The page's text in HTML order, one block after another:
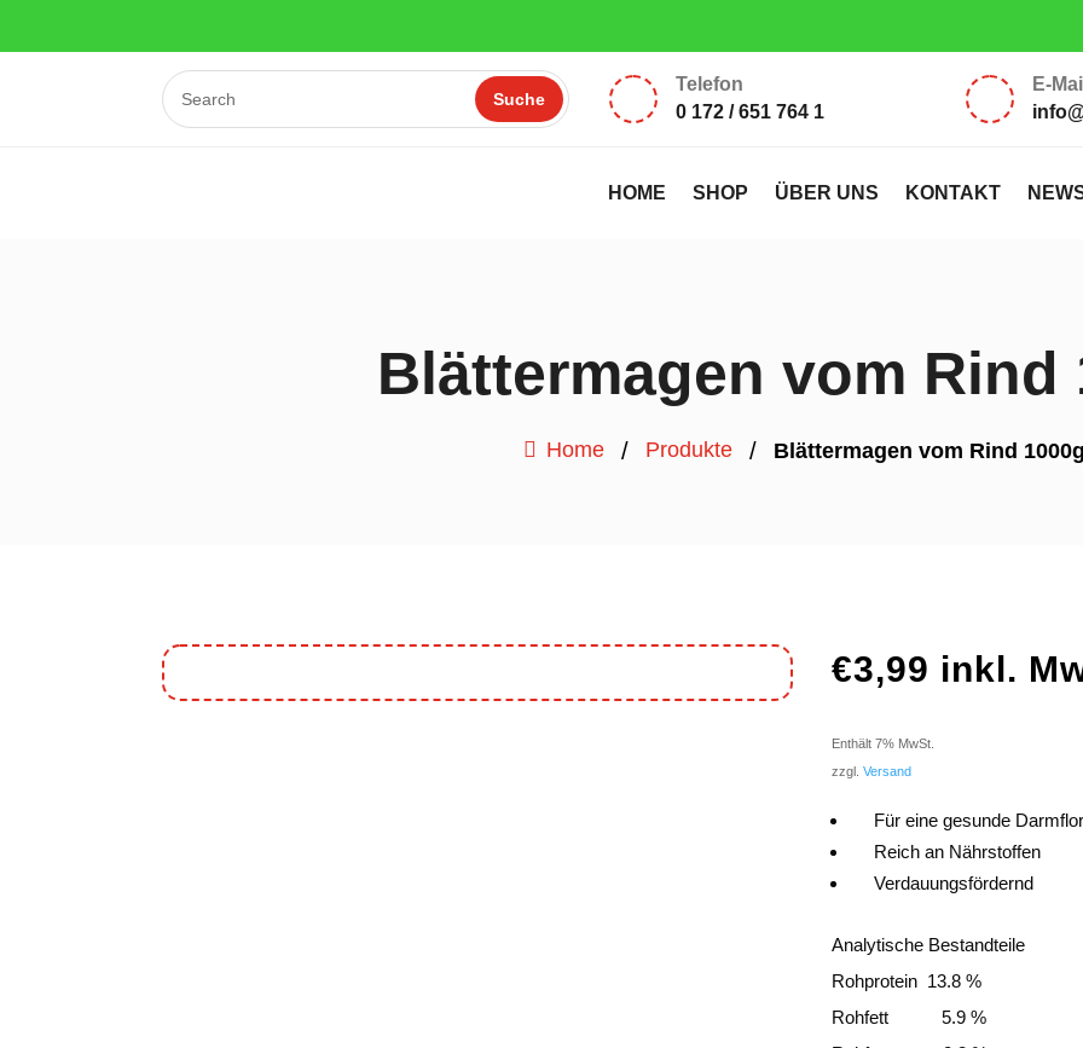
Telefon
0 172 / 651 764 1
E-Mail
HOME SHOP ÜBER UNS KONTAKT
Blättermagen vom Rind
Home / Produkte / Blättermagen vom Rind 1000g
€3,99 inkl.
Enthält 7% MwSt.
zzgl.Versand
Für eine gesunde
Reich an Nährstoffen
Verdauungsfördernd
Analytische Bestandteile
Rohprotein 13.8 %
Rohfett 5.9 %